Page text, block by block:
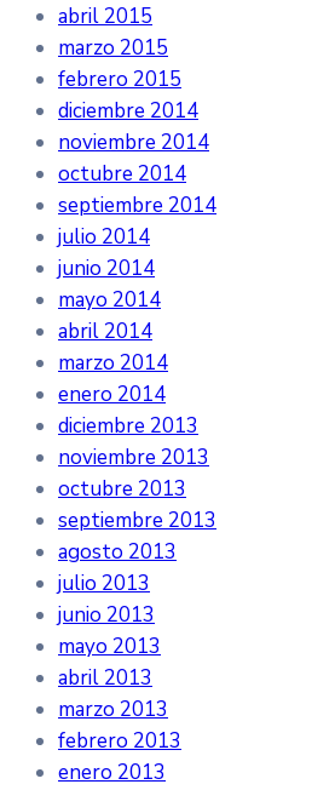
abril 2015
marzo 2015
febrero 2015
diciembre 2014
noviembre 2014
octubre 2014
septiembre 2014
julio 2014
junio 2014
mayo 2014
abril 2014
marzo 2014
enero 2014
diciembre 2013
noviembre 2013
octubre 2013
septiembre 2013
agosto 2013
julio 2013
junio 2013
mayo 2013
abril 2013
marzo 2013
febrero 2013
enero 2013